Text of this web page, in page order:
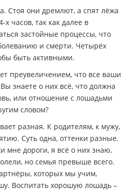
Стоя они дремлют, а спят лёжа
х часов, так как далее в
застойные процессы, что
и смерти. Четырёх
быть активными.
преувеличением, что все ваши
знаете о них всё, что должна
или отношение с лошадьми
словом?
разная. К родителям, к мужу,
Суть одна, оттенки разные.
мне дороги, я всё о них знаю,
но семья превыше всего.
которых мы учим,
Воспитать хорошую лошадь –